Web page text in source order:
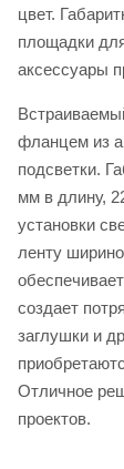
цвет.
площадки
аксессуары
фланцем из
подсветки.
мм в длину,
установки
ленту
создает
заглушки и
Отличное
проектов.